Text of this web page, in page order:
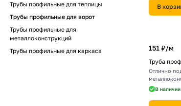
В
151 ₽/м
Труба
Отлично
В наличии
Трубы профильные для теплицы
Трубы профильные для ворот
Трубы профильные для
металлоконструкций
Трубы профильные для каркаса